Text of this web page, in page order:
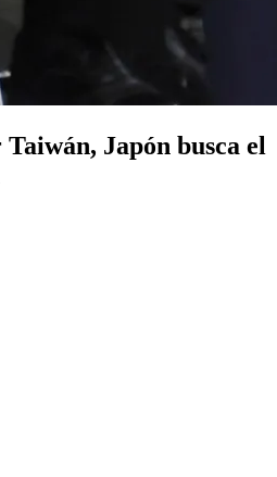
Japón busca el